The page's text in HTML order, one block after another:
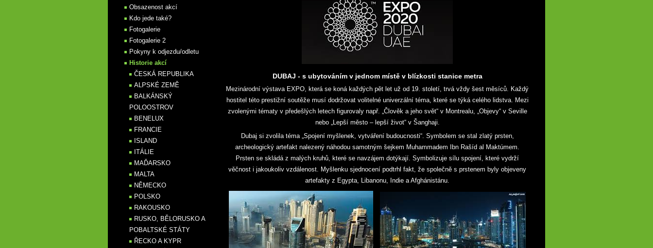
DUBAJ - s ubytováním v jednom místě v blízkosti stanice metra
Mezinárodní výstava EXPO, která se koná každých pět let už od 19. století, trvá vždy šest měsíců. Každý
hostitel této prestižní soutěže musí dodržovat volitelné univerzální téma, které se týká celého lidstva. Mezi
zvolenými tématy v předešlých letech figurovaly např. „Člověk a jeho svět“ v Montrealu, „Objevy“ v Seville
nebo „Lepší město – lepší život“ v Šanghaji.
Dubaj si zvolila téma „Spojení myšlenek, vytváření budoucnosti“. Symbolem se stal zlatý prsten,
archeologický artefakt nalezený náhodou samotným šejkem Muhammadem Ibn Rašíd al Maktúmem.
Prsten se skládá z malých kruhů, které se navzájem dotýkají. Symbolizuje sílu spojení, které vydrží
věčnost i jakoukoliv vzdálenost. Myšlenku sjednocení podtrhl fakt, že společně s prstenem byly objeveny
artefakty z Egypta, Libanonu, Indie a Afghánistánu.
Obsazenost akcí
Kdo jede také?
Fotogalerie
Fotogalerie 2
Pokyny k odjezdu/odletu
Historie akcí
ČESKÁ REPUBLIKA
ALPSKÉ ZEMĚ
BALKÁNSKÝ
POLOOSTROV
BENELUX
FRANCIE
ISLAND
ITÁLIE
MAĎARSKO
MALTA
NĚMECKO
POLSKO
RAKOUSKO
RUSKO, BĚLORUSKO A
POBALTSKÉ STÁTY
ŘECKO A KYPR